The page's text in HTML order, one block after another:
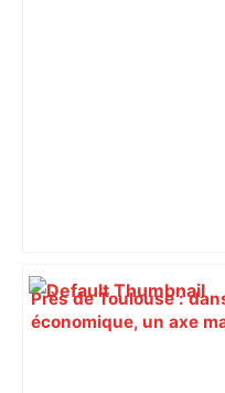
Près de Toulouse :
économique, un axe